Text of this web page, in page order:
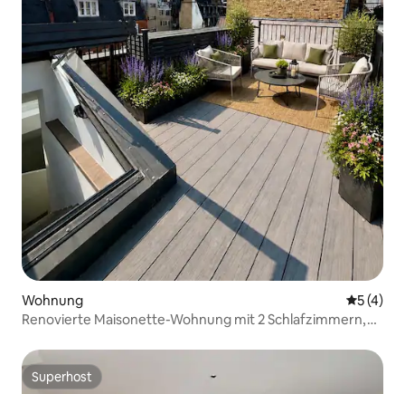
Wohnung
5 (4)
Renovierte Maisonette-Wohnung mit 2 Schlafzimmern,
Superhost
Superhost